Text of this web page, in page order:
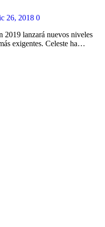
26, 2018 0
2019 lanzará nuevos niveles
exigentes. Celeste ha…